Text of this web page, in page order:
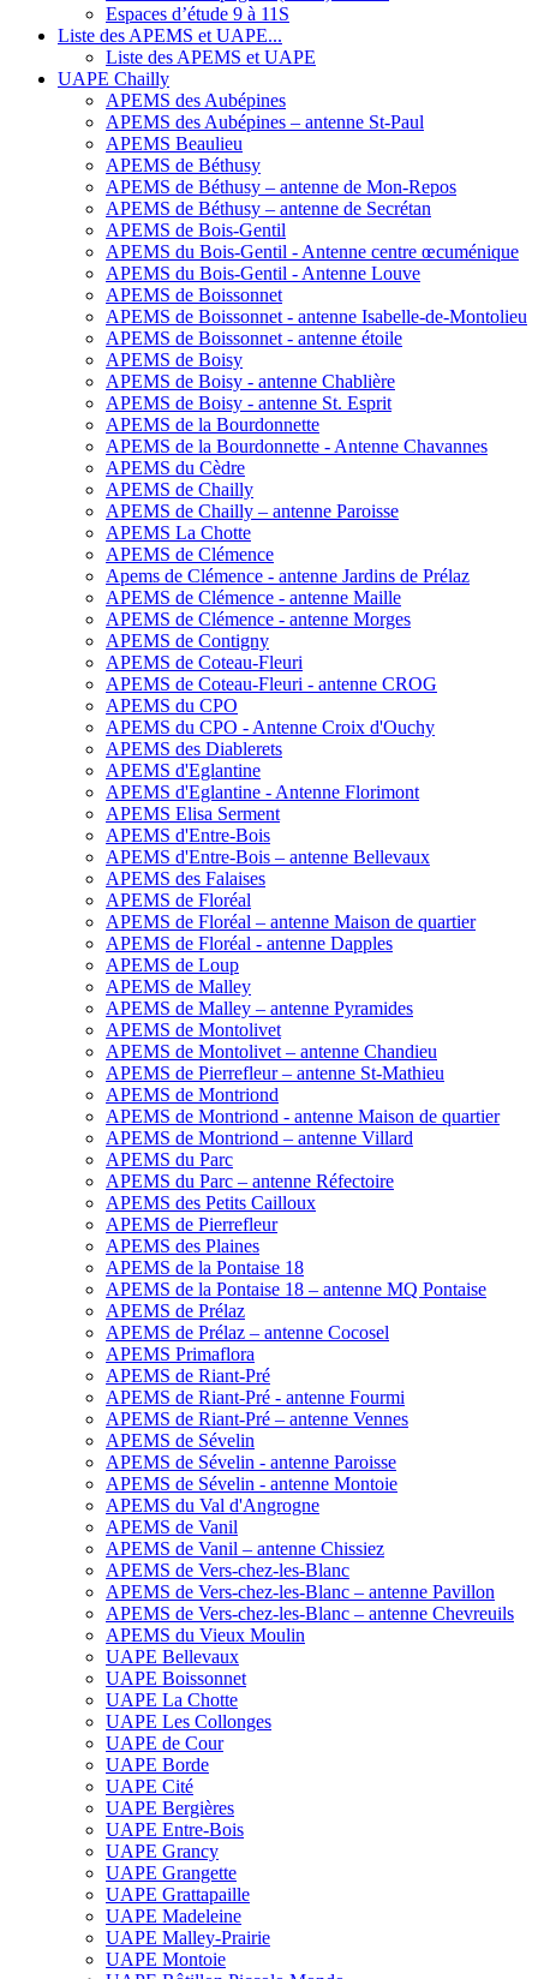
Espaces d’étude 9 à 11S
Liste des APEMS et UAPE...
Liste des APEMS et UAPE
UAPE Chailly
APEMS des Aubépines
APEMS des Aubépines – antenne St-Paul
APEMS Beaulieu
APEMS de Béthusy
APEMS de Béthusy – antenne de Mon-Repos
APEMS de Béthusy – antenne de Secrétan
APEMS de Bois-Gentil
APEMS du Bois-Gentil - Antenne centre œcuménique
APEMS du Bois-Gentil - Antenne Louve
APEMS de Boissonnet
APEMS de Boissonnet - antenne Isabelle-de-Montolieu
APEMS de Boissonnet - antenne étoile
APEMS de Boisy
APEMS de Boisy - antenne Chablière
APEMS de Boisy - antenne St. Esprit
APEMS de la Bourdonnette
APEMS de la Bourdonnette - Antenne Chavannes
APEMS du Cèdre
APEMS de Chailly
APEMS de Chailly – antenne Paroisse
APEMS La Chotte
APEMS de Clémence
Apems de Clémence - antenne Jardins de Prélaz
APEMS de Clémence - antenne Maille
APEMS de Clémence - antenne Morges
APEMS de Contigny
APEMS de Coteau-Fleuri
APEMS de Coteau-Fleuri - antenne CROG
APEMS du CPO
APEMS du CPO - Antenne Croix d'Ouchy
APEMS des Diablerets
APEMS d'Eglantine
APEMS d'Eglantine - Antenne Florimont
APEMS Elisa Serment
APEMS d'Entre-Bois
APEMS d'Entre-Bois – antenne Bellevaux
APEMS des Falaises
APEMS de Floréal
APEMS de Floréal – antenne Maison de quartier
APEMS de Floréal - antenne Dapples
APEMS de Loup
APEMS de Malley
APEMS de Malley – antenne Pyramides
APEMS de Montolivet
APEMS de Montolivet – antenne Chandieu
APEMS de Pierrefleur – antenne St-Mathieu
APEMS de Montriond
APEMS de Montriond - antenne Maison de quartier
APEMS de Montriond – antenne Villard
APEMS du Parc
APEMS du Parc – antenne Réfectoire
APEMS des Petits Cailloux
APEMS de Pierrefleur
APEMS des Plaines
APEMS de la Pontaise 18
APEMS de la Pontaise 18 – antenne MQ Pontaise
APEMS de Prélaz
APEMS de Prélaz – antenne Cocosel
APEMS Primaflora
APEMS de Riant-Pré
APEMS de Riant-Pré - antenne Fourmi
APEMS de Riant-Pré – antenne Vennes
APEMS de Sévelin
APEMS de Sévelin - antenne Paroisse
APEMS de Sévelin - antenne Montoie
APEMS du Val d'Angrogne
APEMS de Vanil
APEMS de Vanil – antenne Chissiez
APEMS de Vers-chez-les-Blanc
APEMS de Vers-chez-les-Blanc – antenne Pavillon
APEMS de Vers-chez-les-Blanc – antenne Chevreuils
APEMS du Vieux Moulin
UAPE Bellevaux
UAPE Boissonnet
UAPE La Chotte
UAPE Les Collonges
UAPE de Cour
UAPE Borde
UAPE Cité
UAPE Bergières
UAPE Entre-Bois
UAPE Grancy
UAPE Grangette
UAPE Grattapaille
UAPE Madeleine
UAPE Malley-Prairie
UAPE Montoie